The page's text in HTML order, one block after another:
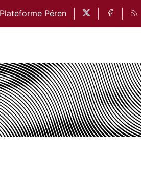
Plateforme Péren